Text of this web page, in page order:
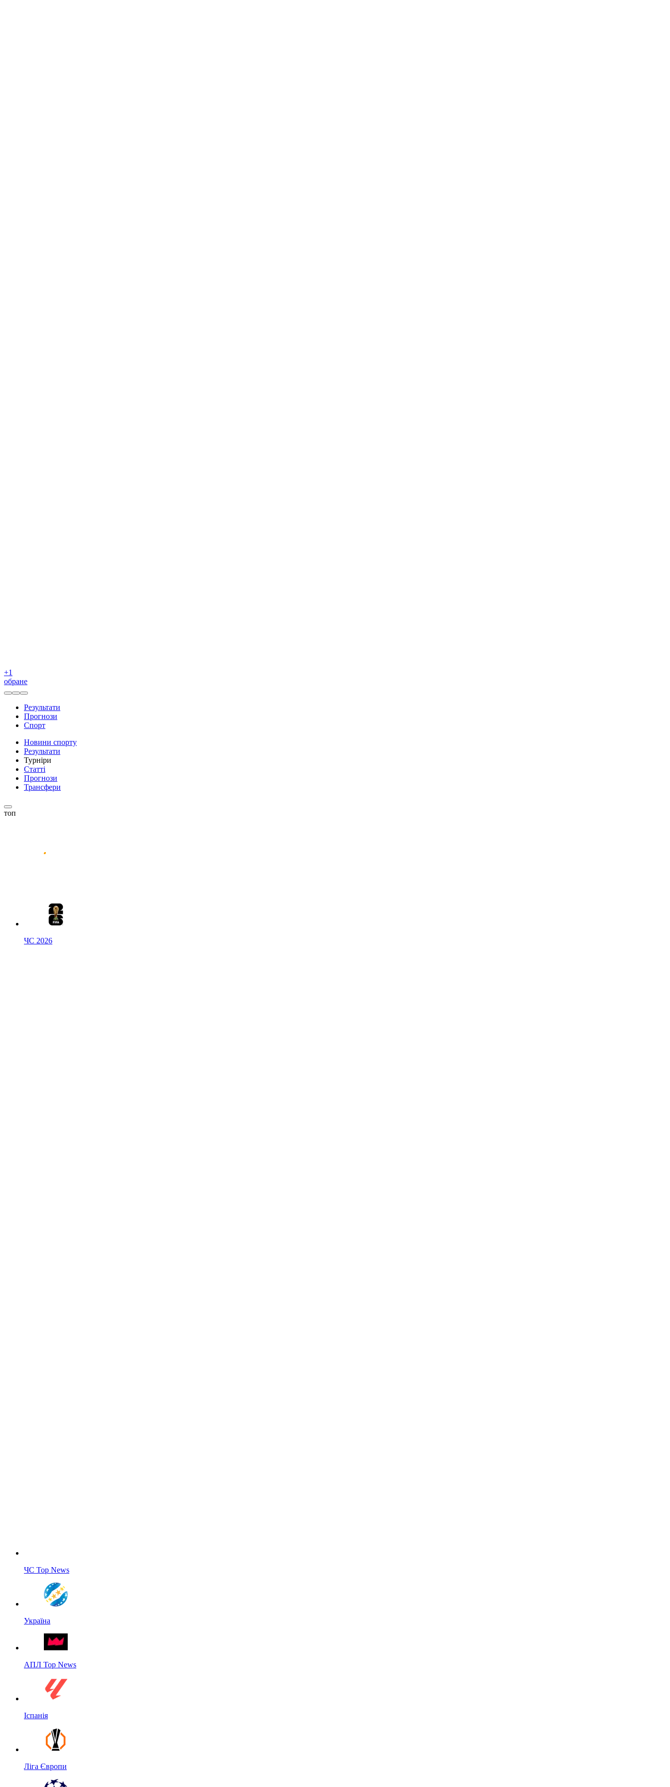
+1
обране
Результати
Прогнози
Спорт
Новини спорту
Результати
Турніри
Статті
Прогнози
Трансфери
топ
ЧС 2026
ЧС Top News
Україна
АПЛ Top News
Іспанія
Ліга Європи